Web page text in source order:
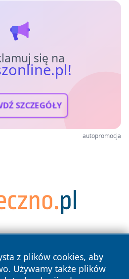
się na
SZCZEGÓŁY
autopromocja
z plików cookies, aby
Używamy także plików